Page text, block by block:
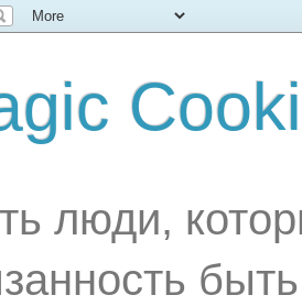
люди,